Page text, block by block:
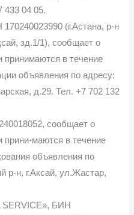
433 04 05.
(г.Астана, р-н
зд.1/1), сообщает о
принимаются в течение
объявления по адресу:
д.29. Тел. +7 702 132
сообщает о
прини-маются в течение
объявления по
р-н, г.Аксай, ул.Жастар,
SERVICE», БИН